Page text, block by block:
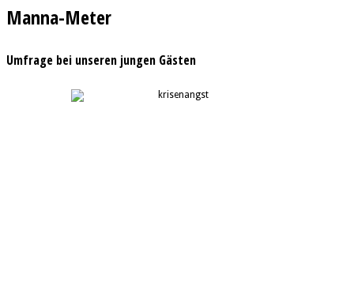
Manna-Meter
Umfrage bei unseren jungen Gästen